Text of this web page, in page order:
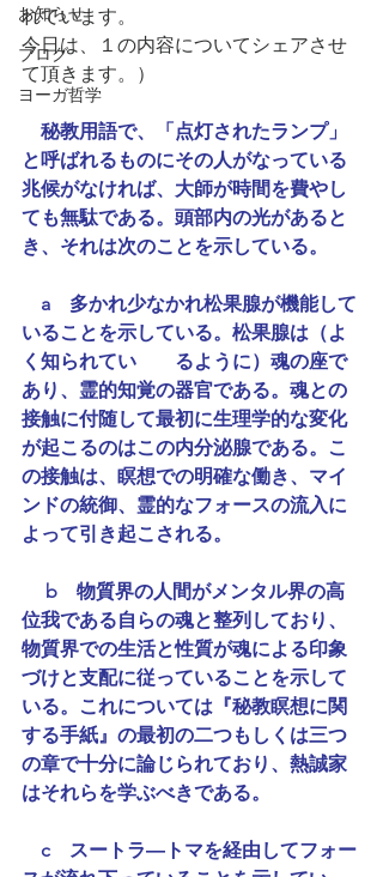
お知らせ
ブログ
ヨーガ哲学
れています。
今日は、１の内容についてシェアさせ
て頂きます。）
秘教用語で、「点灯されたランプ」
と呼ばれるものにその人がなっている
兆候がなければ、大師が時間を費やし
ても無駄である。頭部内の光があると
き、それは次のことを示している。
a　多かれ少なかれ松果腺が機能して
いることを示している。松果腺は（よ
く知られてい　　るように）魂の座で
あり、霊的知覚の器官である。魂との
接触に付随して最初に生理学的な変化
が起こるのはこの内分泌腺である。こ
の接触は、瞑想での明確な働き、マイ
ンドの統御、霊的なフォースの流入に
よって引き起こされる。
位我である自らの魂と整列しており、
物質界での生活と性質が魂による印象
づけと支配に従っていることを示して
いる。これについては『秘教瞑想に関
する手紙』の最初の二つもしくは三つ
の章で十分に論じられており、熱誠家
はそれらを学ぶべきである。
c　スートラ―トマを経由してフォー